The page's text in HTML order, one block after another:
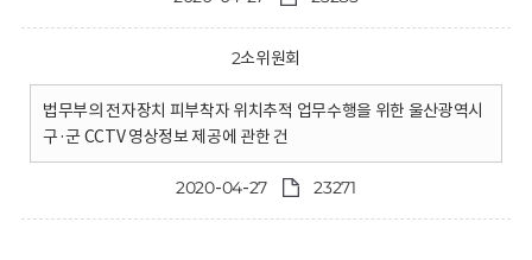
2소위원회
법무부의 전자장치 피부착자 위치추적 업무수행을 위한 울산광역시
구·군 CCTV 영상정보 제공에 관한 건
2020-04-27 23271